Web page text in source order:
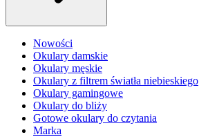
Nowości
Okulary damskie
Okulary męskie
Okulary z filtrem światła niebieskiego
Okulary gamingowe
Okulary do bliży
Gotowe okulary do czytania
Marka